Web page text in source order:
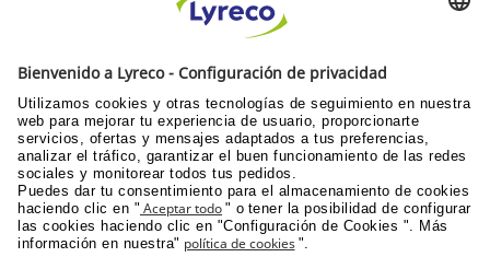
INFORMACIÓN GENERAL
PPU área de clientes
Catálogos y promociones
Documentación corporativa